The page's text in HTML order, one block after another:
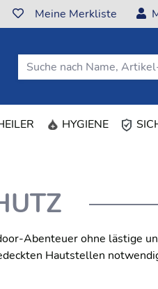
Meine Merkliste
HYGIENE
Abenteuer ohne lästige
Hautstellen